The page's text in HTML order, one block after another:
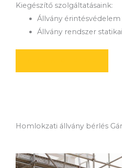
Kiegészítő szolgáltatásaink:
Állvány érintésvédelem
Állvány rendszer
Homlokzati állvány bérlés